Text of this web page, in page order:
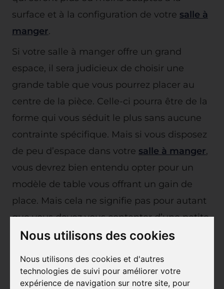
Nous utilisons des cookies
Nous utilisons des cookies et d'autres
technologies de suivi pour améliorer votre
expérience de navigation sur notre site, pour
surface et à la configuration de votre salle à
manger.
Si votre salle à manger offre un grand
espace, il sera judicieux de choisir une
grande table que vous pourrez placer au
centre de la pièce. Celle-ci pourra être de la
forme qui vous séduit le plus sans aucune
contrainte spécifique. Mais si vous disposez
de peu d’espace dans votre salle à manger,
vous devrez bien entendu opter pour un
modèle de table vous offrant un gain de
place. Mais cela ne signifie pas pour autant
que vous devez vous contenter d’une petite
table de salle à manger car il existe
modulables et qui ne prennent donc que
peu d’espace tout en permettant de